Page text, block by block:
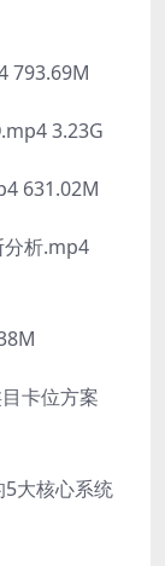
793.69M
3.23G
631.02M
分析.mp4
卡位方案
大核心系统